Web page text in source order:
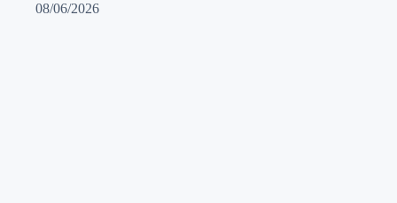
08/06/2026